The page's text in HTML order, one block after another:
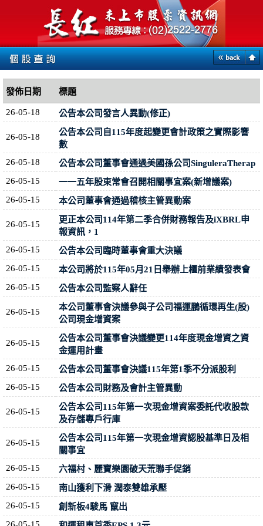
發佈日期 標題
26-05-18 公告本公司發言人異動(修正)
26-05-18
公告本公司自115年度起變更會計政策之實際影響
數
26-05-18
公告本公司董事會通過美國孫公司SinguleraTherap
26-05-15
一一五年股東常會召開相關事宜案(新增議案)
26-05-15
本公司董事會通過稽核主管異動案
26-05-15
更正本公司114年第二季合併財務報告及iXBRL申
報資訊，1
26-05-15
公告本公司臨時董事會重大決議
26-05-15
本公司將於115年05月21日舉辦上櫃前業績發表會
26-05-15
公告本公司監察人辭任
26-05-15
本公司董事會決議參與子公司福運鵬循環再生(股)
公司現金增資案
26-05-15
公告本公司董事會決議變更114年度現金增資之資
金運用計畫
26-05-15
公告本公司董事會決議115年第1季不分派股利
26-05-15
公告本公司財務及會計主管異動
26-05-15
公告本公司115年第一次現金增資案委託代收股款
及存儲專戶行庫
26-05-15
公告本公司115年第一次現金增資認股基準日及相
關事宜
26-05-15
六福村、麗寶樂園破天荒聯手促銷
26-05-15
南山獲利下滑 潤泰雙雄承壓
26-05-15
創新板4駿馬 竄出